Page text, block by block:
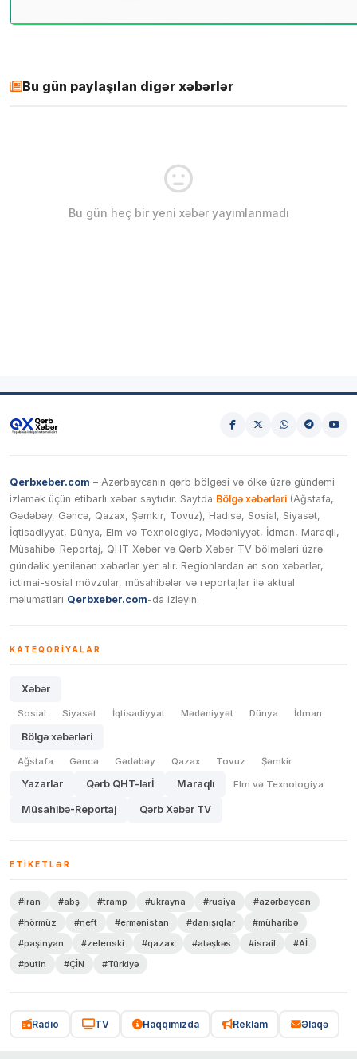
Bu gün paylaşılan digər xəbərlər
Bu gün heç bir yeni xəbər yayımlanmadı
Qerbxeber.com – Azərbaycanın qərb bölgəsi və ölkə üzrə gündəmi
izləmək üçün etibarlı xəbər saytıdır. Saytda Bölgə xəbərləri (Ağstafa,
Gədəbəy, Gəncə, Qazax, Şəmkir, Tovuz), Hadisə, Sosial, Siyasət,
İqtisadiyyat, Dünya, Elm və Texnologiya, Mədəniyyət, İdman, Maraqlı,
Müsahibə-Reportaj, QHT Xəbər və Qərb Xəbər TV bölmələri üzrə
gündəlik yenilənən xəbərlər yer alır. Regionlardan ən son xəbərlər,
ictimai-sosial mövzular, müsahibələr və reportajlar ilə aktual
məlumatları Qerbxeber.com-da izləyin.
KATEQORIYALAR
Xəbər
Sosial Siyasət İqtisadiyyat Mədəniyyət Dünya İdman
Bölgə xəbərləri
Ağstafa Gəncə Gədəbəy Qazax Tovuz Şəmkir
Yazarlar Qərb QHT-lərİ Maraqlı Elm və Texnologiya
Müsahibə-Reportaj Qərb Xəbər TV
ETIKETLƏR
#iran #abş #tramp #ukrayna #rusiya
#azərbaycan
#hörmüz
#neft #ermənistan #danışıqlar
#müharibə
#paşinyan
#zelenski #qazax #atəşkəs #israil
#Aİ
#putin
#ÇİN #Türkiyə
Radio TV Haqqımızda Reklam Əlaqə